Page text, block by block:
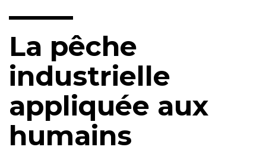
La pêche
industrielle
appliquée aux
humains